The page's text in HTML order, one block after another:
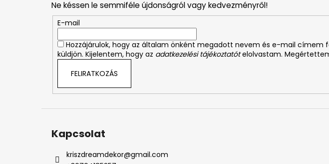
Ne késsen le semmiféle újdonságról vagy kedvezményről!
E-mail
Hozzájárulok, hogy az általam önként megadott nevem és e-mail címem
küldjön. Kijelentem, hogy az adatkezelési tájékoztatót elolvastam.
FELIRATKOZÁS
Kapcsolat
kriszdreamdekor@gmail.com